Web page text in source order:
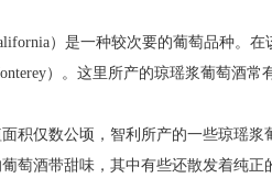
）是一种较次要的葡萄品种。在
）。这里所产的琼瑶浆葡萄酒常
仅数公顷，智利所产的一些琼瑶浆
萄酒带甜味，其中有些还散发着纯